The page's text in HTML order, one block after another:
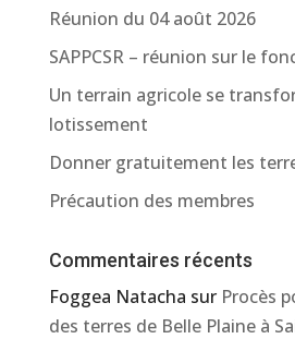
Réunion du 04 août 2026
SAPPCSR – réunion sur le
Un terrain agricole se
lotissement
Donner gratuitement les
Précaution des membres
Commentaires récents
Foggea Natacha sur Procès
des terres de Belle Plaine à